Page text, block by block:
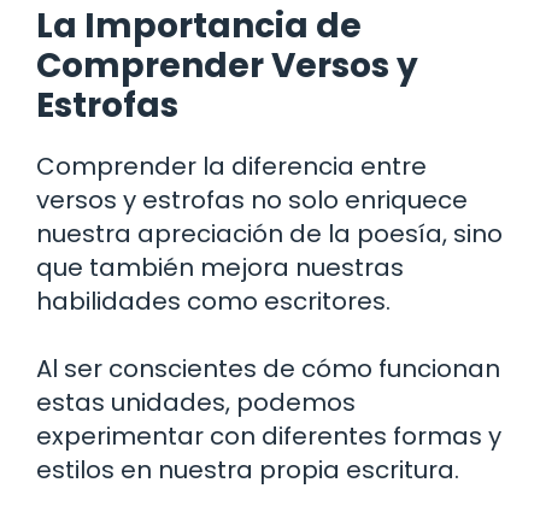
La Importancia de
Comprender Versos y
Estrofas
Comprender la diferencia entre
versos y estrofas no solo enriquece
nuestra apreciación de la poesía, sino
que también mejora nuestras
habilidades como escritores.
Al ser conscientes de cómo funcionan
estas unidades, podemos
experimentar con diferentes formas y
estilos en nuestra propia escritura.